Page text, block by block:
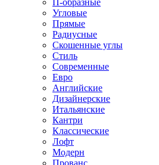
П-образные
Угловые
Прямые
Радиусные
Скошенные углы
Стиль
Современные
Евро
Английские
Дизайнерские
Итальянские
Кантри
Классические
Лофт
Модерн
Прованс